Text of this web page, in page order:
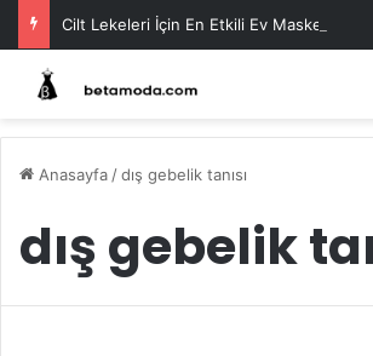
Cilt Lekeleri İçin En Etkili Ev Maskeleri
Anasayfa /dış gebelik tanısı
dış gebelik